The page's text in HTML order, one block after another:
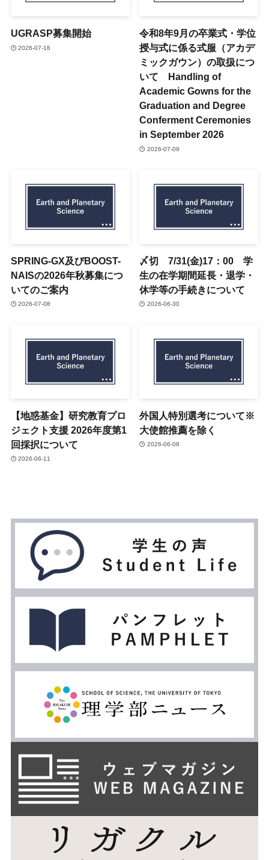
UGRASP募集開始
2026-07-16
令和8年9月の卒業式・学位
授与式に係る式服（アカデ
ミックガウン）の取扱につ
いて Handling of
Academic Gowns for the
Graduation and Degree
Conferment Ceremonies
in September 2026
2026-07-09
SPRING-GX及びBOOST-
NAISの2026年秋募集につ
いてのご案内
2026-07-08
〆切 7/31(金)17：00 学
生の在学期間延長・退学・
休学等の手続きについて
2026-06-30
【地惑基金】研究教育プロ
ジェクト支援 2026年度第1
回採択について
2026-06-11
外国人特別選考について※
大使館推薦を除く
2026-06-08